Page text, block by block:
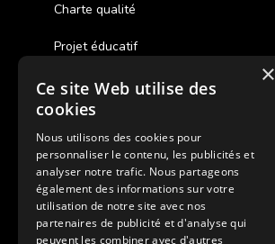
Charte qualité
Projet éducatif
Des colonies de vacances inclusives
Assurances annulations
Aides financières pour partir en colonie
Charte de confidentialité
×
Ce site Web utilise des
cookies
Nous utilisons des cookies pour
personnaliser le contenu, les publicités et
analyser notre trafic. Nous partageons
également des informations sur votre
utilisation de notre site avec nos
partenaires de publicité et d'analyse qui
peuvent les combiner avec d'autres